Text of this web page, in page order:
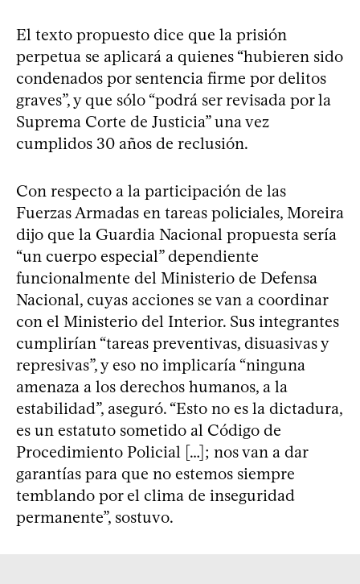
El texto propuesto dice que la prisión
perpetua se aplicará a quienes “hubieren sido
condenados por sentencia firme por delitos
graves”, y que sólo “podrá ser revisada por la
Suprema Corte de Justicia” una vez
cumplidos 30 años de reclusión.
Con respecto a la participación de las
Fuerzas Armadas en tareas policiales, Moreira
dijo que la Guardia Nacional propuesta sería
“un cuerpo especial” dependiente
funcionalmente del Ministerio de Defensa
Nacional, cuyas acciones se van a coordinar
con el Ministerio del Interior. Sus integrantes
cumplirían “tareas preventivas, disuasivas y
represivas”, y eso no implicaría “ninguna
amenaza a los derechos humanos, a la
estabilidad”, aseguró. “Esto no es la dictadura,
es un estatuto sometido al Código de
Procedimiento Policial […]; nos van a dar
garantías para que no estemos siempre
temblando por el clima de inseguridad
permanente”, sostuvo.